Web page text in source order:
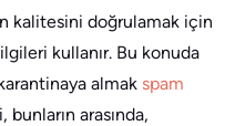
kalitesini doğrulamak için
kullanır. Bu konuda
almak spam
arasında,